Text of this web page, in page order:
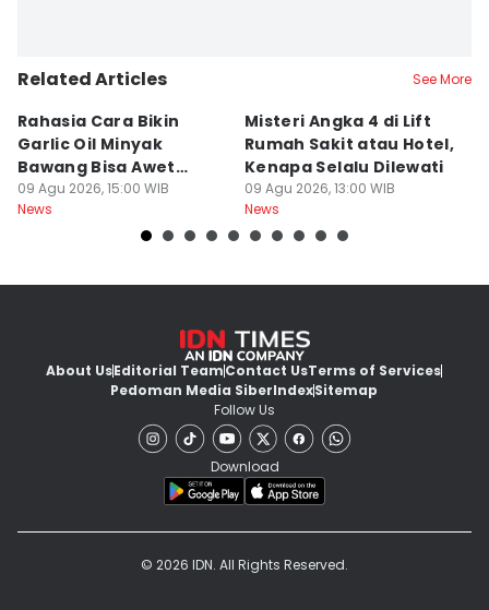
Related Articles See More
Rahasia Cara Bikin
Garlic Oil Minyak
Bawang Bisa Awet
Berbulan-bulan: Bumbu
Level Resto!
09 Agu 2026, 15:00 WIB
News
Misteri Angka 4 di Lift
Rumah Sakit atau Hotel,
Kenapa Selalu Dilewati
09 Agu 2026, 13:00 WIB
News
About UsEditorial TeamContact UsTerms of Services
Pedoman Media SiberIndexSitemap
Follow Us
Download
© 2026 IDN. All Rights Reserved.